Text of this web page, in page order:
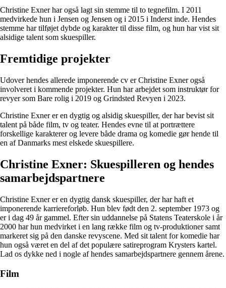
Christine Exner har også lagt sin stemme til to tegnefilm. I 2011
medvirkede hun i Jensen og Jensen og i 2015 i Inderst inde. Hendes
stemme har tilføjet dybde og karakter til disse film, og hun har vist sit
alsidige talent som skuespiller.
Fremtidige projekter
Udover hendes allerede imponerende cv er Christine Exner også
involveret i kommende projekter. Hun har arbejdet som instruktør for
revyer som Bare rolig i 2019 og Grindsted Revyen i 2023.
Christine Exner er en dygtig og alsidig skuespiller, der har bevist sit
talent på både film, tv og teater. Hendes evne til at portrættere
forskellige karakterer og levere både drama og komedie gør hende til
en af Danmarks mest elskede skuespillere.
Christine Exner: Skuespilleren og hendes
samarbejdspartnere
Christine Exner er en dygtig dansk skuespiller, der har haft et
imponerende karriereforløb. Hun blev født den 2. september 1973 og
er i dag 49 år gammel. Efter sin uddannelse på Statens Teaterskole i år
2000 har hun medvirket i en lang række film og tv-produktioner samt
markeret sig på den danske revyscene. Med sit talent for komedie har
hun også været en del af det populære satireprogram Krysters kartel.
Lad os dykke ned i nogle af hendes samarbejdspartnere gennem årene.
Film